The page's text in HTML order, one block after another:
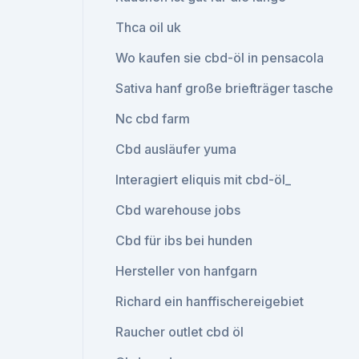
Thca oil uk
Wo kaufen sie cbd-öl in pensacola
Sativa hanf große briefträger tasche
Nc cbd farm
Cbd ausläufer yuma
Interagiert eliquis mit cbd-öl_
Cbd warehouse jobs
Cbd für ibs bei hunden
Hersteller von hanfgarn
Richard ein hanffischereigebiet
Raucher outlet cbd öl